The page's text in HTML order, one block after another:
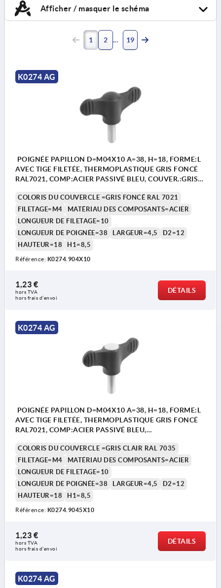
Afficher / masquer le schéma
1 2 19
K0274 AG
POIGNÉE PAPILLON D=M04X10 A=38, H=18, FORME:L
AVEC TIGE FILETÉE, THERMOPLASTIQUE GRIS FONCÉ
RAL7021, COMP:ACIER PASSIVÉ BLEU, COUVER.:GRIS
COLORIS DU COUVERCLE =GRIS FONCÉ RAL 7021
FILETAGE=M4
MATÉRIAU DES COMPOSANTS=ACIER
LONGUEUR DE FILETAGE=10
LONGUEUR DE POIGNÉE=38
LARGEUR=4,5
D2=12
HAUTEUR=18
H1=8,5
Référence: K0274.904X10
1,23 €
hors TVA
hors frais d’envoi
DÉTAILS
K0274 AG
POIGNÉE PAPILLON D=M04X10 A=38, H=18, FORME:L
AVEC TIGE FILETÉE, THERMOPLASTIQUE GRIS FONCÉ
RAL7021, COMP:ACIER PASSIVÉ BLEU,
COLORIS DU COUVERCLE =GRIS CLAIR RAL 7035
FILETAGE=M4
MATÉRIAU DES COMPOSANTS=ACIER
LONGUEUR DE FILETAGE=10
LONGUEUR DE POIGNÉE=38
LARGEUR=4,5
D2=12
HAUTEUR=18
H1=8,5
Référence: K0274.9045X10
1,23 €
hors TVA
hors frais d’envoi
DÉTAILS
K0274 AG